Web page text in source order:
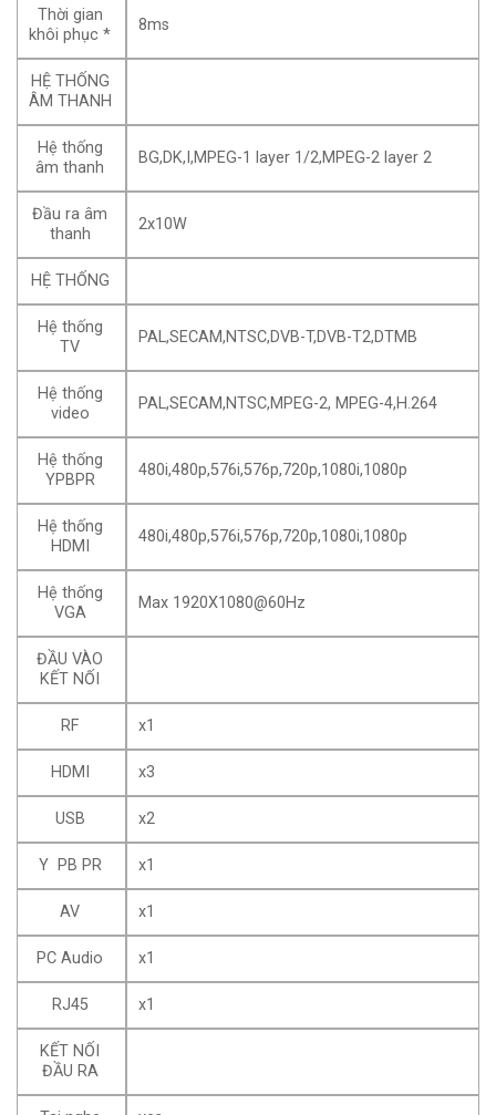
Thời gian
khôi phục *
8ms
HỆ THỐNG
ÂM THANH
Hệ thống
âm thanh
BG,DK,I,MPEG-1 layer 1/2,MPEG-2 layer 2
Đầu ra âm
thanh
2x10W
HỆ THỐNG
Hệ thống
TV
PAL,SECAM,NTSC,DVB-T,DVB-T2,DTMB
Hệ thống
video
PAL,SECAM,NTSC,MPEG-2, MPEG-4,H.264
Hệ thống
YPBPR
480i,480p,576i,576p,720p,1080i,1080p
Hệ thống
HDMI
480i,480p,576i,576p,720p,1080i,1080p
Hệ thống
VGA
Max 1920X1080@60Hz
ĐẦU VÀO
KẾT NỐI
RF x1
HDMI x3
USB x2
Y PB PR x1
AV x1
PC Audio x1
RJ45 x1
KẾT NỐI
ĐẦU RA